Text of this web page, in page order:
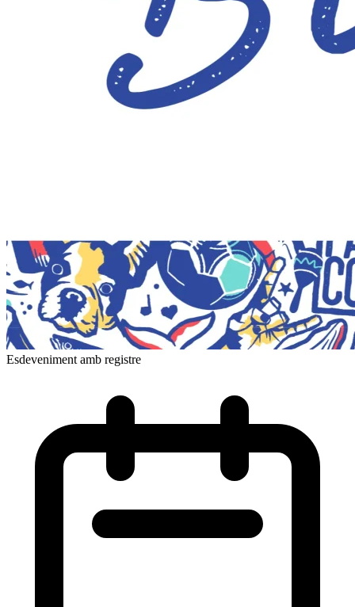
Esdeveniment amb registre